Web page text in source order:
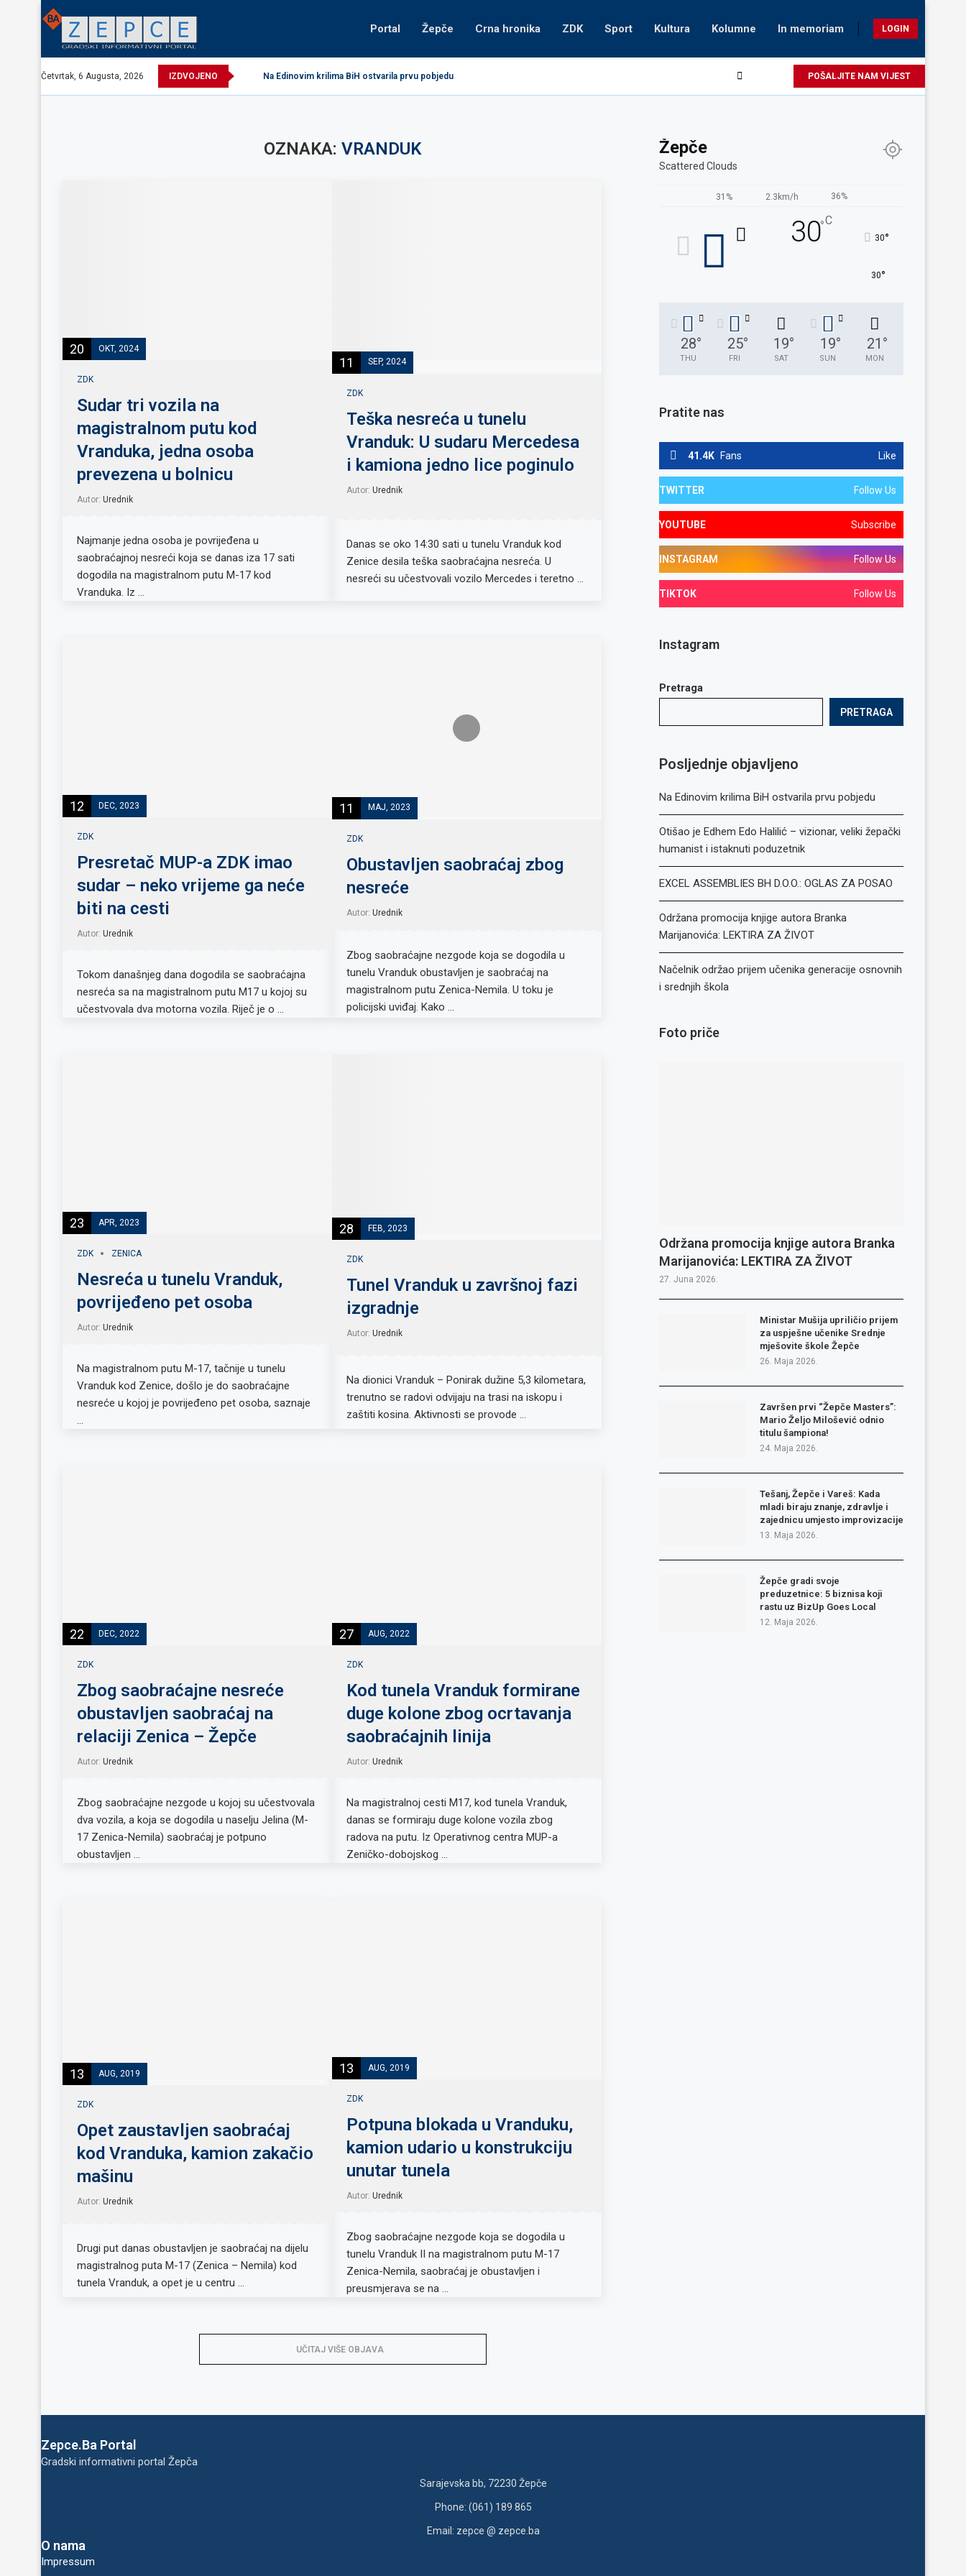
Portal Žepče Crna hronika ZDK Sport Kultura Kolumne In memoriam LOGIN
Četvrtak, 6 Augusta, 2026 IZDVOJENO Na Edinovim krilima BiH ostvarila prvu pobjedu POŠALJITE NAM VIJEST
OZNAKA:VRANDUK
20 OKT, 2024
ZDK
Sudar tri vozila na
magistralnom putu kod
Vranduka, jedna osoba
prevezena u bolnicu
Autor: Urednik
Najmanje jedna osoba je povrijeđena u
saobraćajnoj nesreći koja se danas iza 17 sati
dogodila na magistralnom putu M-17 kod
Vranduka. Iz …
11 SEP, 2024
ZDK
Teška nesreća u tunelu
Vranduk: U sudaru Mercedesa
i kamiona jedno lice poginulo
Autor: Urednik
Danas se oko 14:30 sati u tunelu Vranduk kod
Zenice desila teška saobraćajna nesreća. U
nesreći su učestvovali vozilo Mercedes i teretno …
12 DEC, 2023
ZDK
Presretač MUP-a ZDK imao
sudar – neko vrijeme ga neće
biti na cesti
Autor: Urednik
Tokom današnjeg dana dogodila se saobraćajna
nesreća sa na magistralnom putu M17 u kojoj su
učestvovala dva motorna vozila. Riječ je o …
11 MAJ, 2023
ZDK
Obustavljen saobraćaj zbog
nesreće
Autor: Urednik
Zbog saobraćajne nezgode koja se dogodila u
tunelu Vranduk obustavljen je saobraćaj na
magistralnom putu Zenica-Nemila. U toku je
policijski uviđaj. Kako …
23 APR, 2023
ZDK ZENICA
Nesreća u tunelu Vranduk,
povrijeđeno pet osoba
Autor: Urednik
Na magistralnom putu M-17, tačnije u tunelu
Vranduk kod Zenice, došlo je do saobraćajne
nesreće u kojoj je povrijeđeno pet osoba, saznaje
…
28 FEB, 2023
ZDK
Tunel Vranduk u završnoj fazi
izgradnje
Autor: Urednik
Na dionici Vranduk – Ponirak dužine 5,3 kilometara,
trenutno se radovi odvijaju na trasi na iskopu i
zaštiti kosina. Aktivnosti se provode …
22 DEC, 2022
ZDK
Zbog saobraćajne nesreće
obustavljen saobraćaj na
relaciji Zenica – Žepče
Autor: Urednik
Zbog saobraćajne nezgode u kojoj su učestvovala
dva vozila, a koja se dogodila u naselju Jelina (M-
17 Zenica-Nemila) saobraćaj je potpuno
obustavljen …
27 AUG, 2022
ZDK
Kod tunela Vranduk formirane
duge kolone zbog ocrtavanja
saobraćajnih linija
Autor: Urednik
Na magistralnoj cesti M17, kod tunela Vranduk,
danas se formiraju duge kolone vozila zbog
radova na putu. Iz Operativnog centra MUP-a
Zeničko-dobojskog …
13 AUG, 2019
ZDK
Opet zaustavljen saobraćaj
kod Vranduka, kamion zakačio
mašinu
Autor: Urednik
Drugi put danas obustavljen je saobraćaj na dijelu
magistralnog puta M-17 (Zenica – Nemila) kod
tunela Vranduk, a opet je u centru …
13 AUG, 2019
ZDK
Potpuna blokada u Vranduku,
kamion udario u konstrukciju
unutar tunela
Autor: Urednik
Zbog saobraćajne nezgode koja se dogodila u
tunelu Vranduk II na magistralnom putu M-17
Zenica-Nemila, saobraćaj je obustavljen i
preusmjerava se na …
UČITAJ VIŠE OBJAVA
Žepče
Scattered Clouds
31% 2.3km/h 36%
30°C
30°
30°
28°
THU
25°
FRI
19°
SAT
19°
SUN
21 °
MON
Pratite nas
41.4K Fans Like
TWITTER Follow Us
YOUTUBE Subscribe
INSTAGRAM Follow Us
TIKTOK Follow Us
Instagram
Pretraga
PRETRAGA
Posljednje objavljeno
Na Edinovim krilima BiH ostvarila prvu pobjedu
Otišao je Edhem Edo Halilić – vizionar, veliki žepački
humanist i istaknuti poduzetnik
EXCEL ASSEMBLIES BH D.O.O.: OGLAS ZA POSAO
Održana promocija knjige autora Branka
Marijanovića: LEKTIRA ZA ŽIVOT
Načelnik održao prijem učenika generacije osnovnih
i srednjih škola
Foto priče
Održana promocija knjige autora Branka
Marijanovića: LEKTIRA ZA ŽIVOT
27. Juna 2026.
Ministar Mušija upriličio prijem
za uspješne učenike Srednje
mješovite škole Žepče
26. Maja 2026.
Završen prvi “Žepče Masters”:
Mario Željo Milošević odnio
titulu šampiona!
24. Maja 2026.
Tešanj, Žepče i Vareš: Kada
mladi biraju znanje, zdravlje i
zajednicu umjesto improvizacije
13. Maja 2026.
Žepče gradi svoje
preduzetnice: 5 biznisa koji
rastu uz BizUp Goes Local
12. Maja 2026.
Zepce.Ba Portal
Gradski informativni portal Žepča
Sarajevska bb, 72230 Žepče
Phone: (061) 189 865
Email: zepce @ zepce.ba
O nama
Impressum